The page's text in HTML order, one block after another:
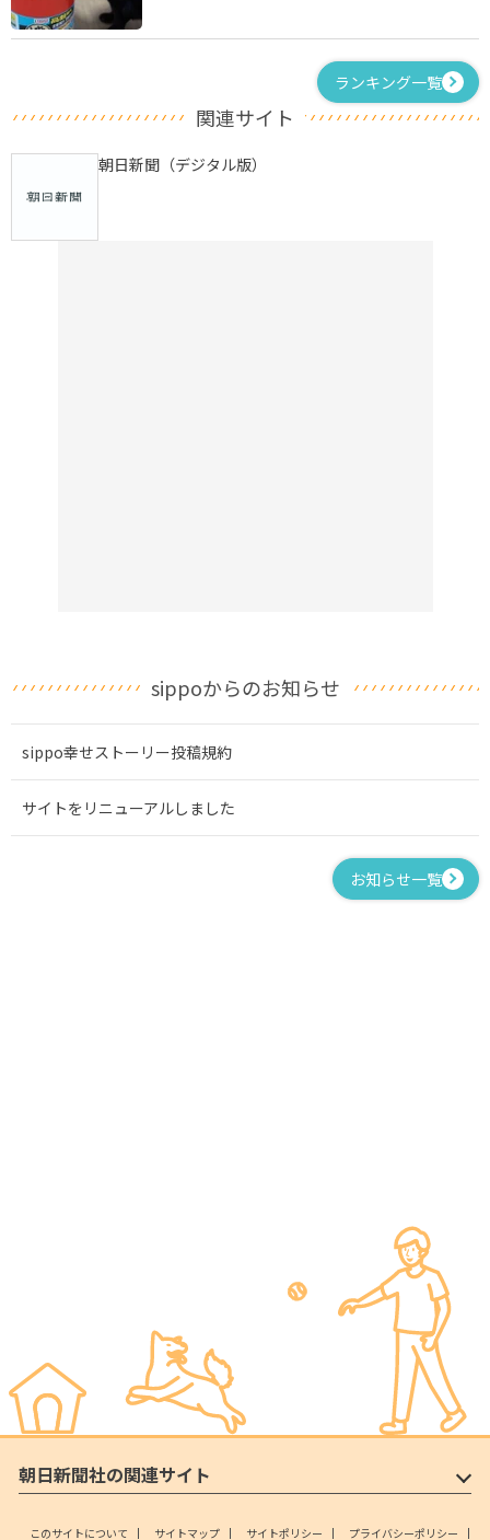
ランキング一覧
関連サイト
朝日新聞（デジタル版）
sippoからのお知らせ
sippo幸せストーリー投稿規約
サイトをリニューアルしました
お知らせ一覧
朝日新聞社の関連サイト
このサイトについて サイトマップ サイトポリシー プライバシーポリシー